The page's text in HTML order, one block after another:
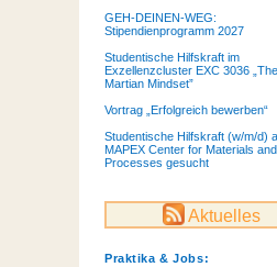
GEH-DEINEN-WEG:
Stipendienprogramm 2027
Studentische Hilfskraft im
Exzellenzcluster EXC 3036 „The
Martian Mindset”
Vortrag „Erfolgreich bewerben“
Studentische Hilfskraft (w/m/d)
MAPEX Center for Materials and
Processes gesucht
Aktuelles
Praktika & Jobs: